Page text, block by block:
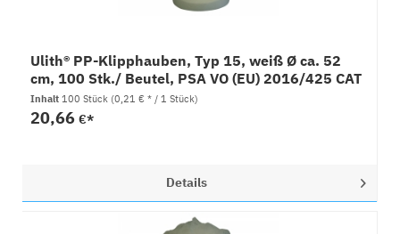
Ulith® PP-Klipphauben, Typ 15, weiß Ø ca. 52
cm, 100 Stk./ Beutel, PSA VO (EU) 2016/425 CAT
I
Inhalt100 Stück (0,21 € * / 1 Stück)
20,66€*
Details